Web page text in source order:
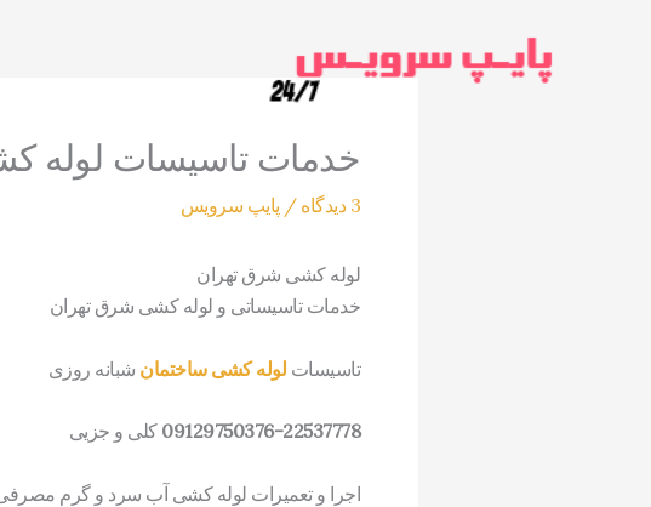
خدمات تاسیسات لوله کشی شرق
3 دیدگاه / پایپ سرویس
لوله کشی شرق تهران
خدمات تاسیساتی و لوله کشی شرق تهران
تاسیسات لوله کشی ساختمان شبانه روزی
09129750376-22537778 کلی و جزیی
اجرا و تعمیرات لوله کشی آب سرد و گرم